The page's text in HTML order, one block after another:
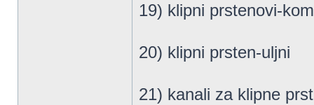
19) klipni prstenovi-
20) klipni prsten-uljni
21) kanali za klipne